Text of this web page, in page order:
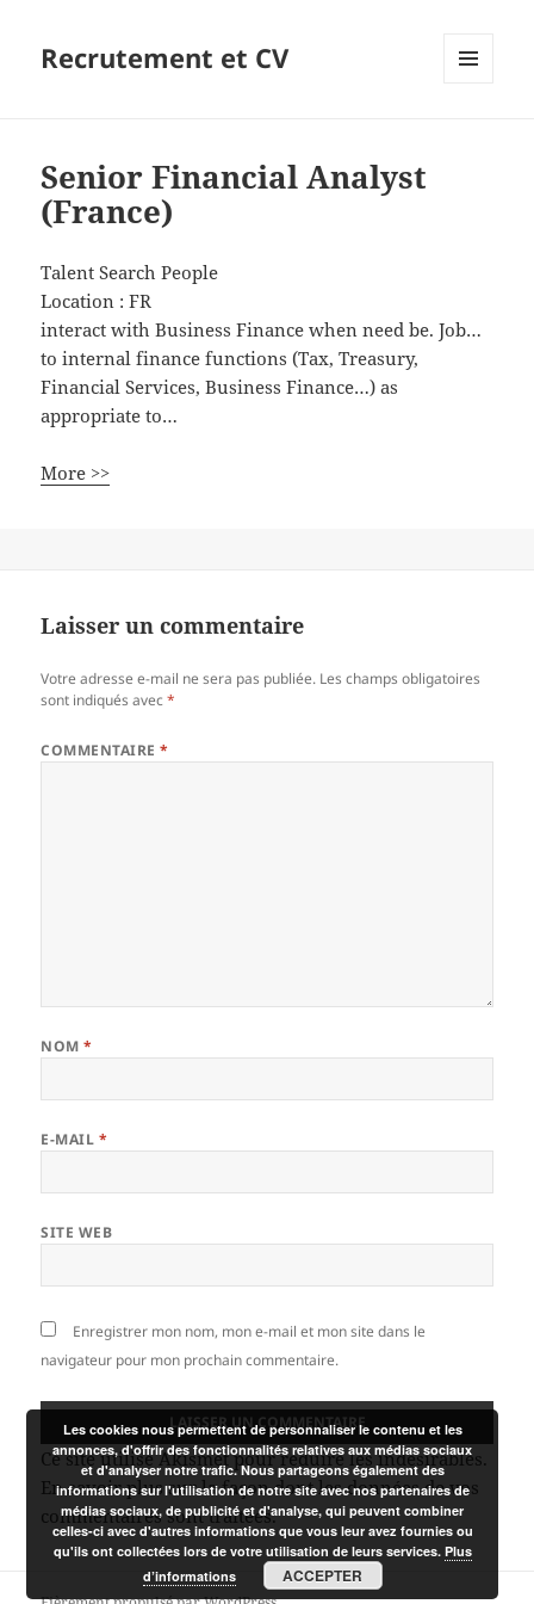
Recrutement et CV
Senior Financial Analyst
(France)
Talent Search People
Location :FR
interact with Business Finance when need be. Job…
to internal finance functions (Tax, Treasury,
Financial Services, Business Finance…) as
appropriate to…
More >>
Laisser un commentaire
Votre adresse e-mail ne sera pas publiée. Les champs obligatoires
sont indiqués avec*
COMMENTAIRE*
NOM*
E-MAIL *
SITE WEB
Enregistrer mon nom, mon e-mail et mon site dans le
navigateur pour mon prochain commentaire.
Ce site utilise Akismet pour réduire les indésirables.
En savoir plus sur la façon dont les données de vos
commentaires sont traitées.
Les cookies nous permettent de personnaliser le contenu et les
annonces, d'offrir des fonctionnalités relatives aux médias sociaux
et d'analyser notre trafic. Nous partageons également des
informations sur l'utilisation de notre site avec nos partenaires de
médias sociaux, de publicité et d'analyse, qui peuvent combiner
celles-ci avec d'autres informations que vous leur avez fournies ou
qu'ils ont collectées lors de votre utilisation de leurs services. Plus
d’informations
ACCEPTER